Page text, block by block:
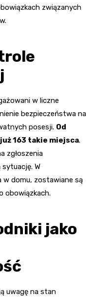
związanych
w liczne
bezpieczeństwa na
posesji. Od
163 takie miejsca.
zgłoszenia
W
w domu, zostawiane są
obowiązkach.
jako
uwagę na stan